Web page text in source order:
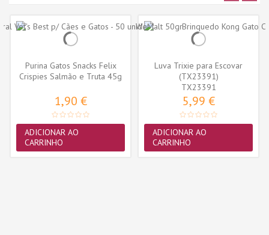
Purina Gatos Snacks Felix
Crispies Salmão e Truta 45g
1,90 €
ADICIONAR AO
CARRINHO
Luva Trixie para Escovar
(TX23391)
TX23391
5,99 €
ADICIONAR AO
CARRINHO